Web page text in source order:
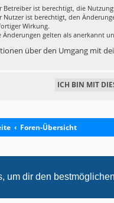
um dir den
Betreiber ist berechtigt, die
Nutzer ist berechtigt, den
Wirkung.
Änderungen gelten als anerkannt
über den Umgang mit
Foren-Übersicht